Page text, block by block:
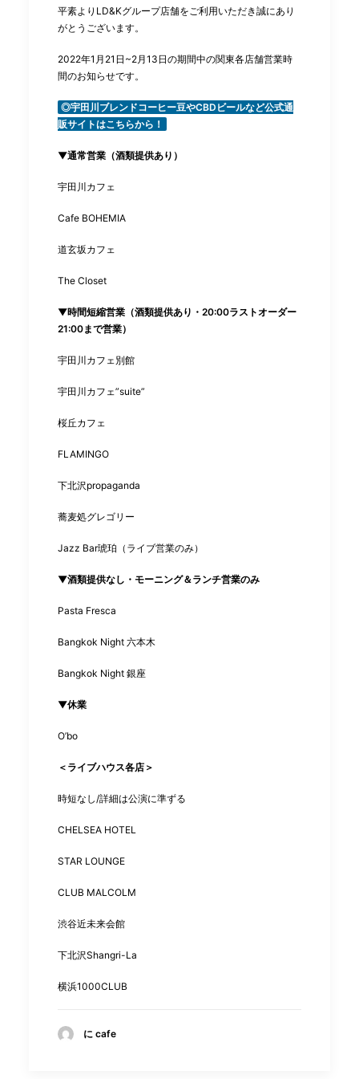
平素よりLD&Kグループ店舗をご利用いただき誠にあり
がとうございます。
2022年1月21日~2月13日の期間中の関東各店舗営業時
間のお知らせです。
◎宇田川ブレンドコーヒー豆やCBDビールなど公式通
販サイトはこちらから！
▼通常営業 （酒類提供あり）
宇田川カフェ
Cafe BOHEMIA
道玄坂カフェ
The Closet
▼時間短縮営業（酒類提供あり・20:00ラストオーダー
21:00まで営業）
宇田川カフェ別館
宇田川カフェ”suite”
桜丘カフェ
FLAMINGO
下北沢propaganda
蕎麦処グレゴリー
Jazz Bar琥珀 （ライブ営業のみ）
▼酒類提供なし・モーニング＆ランチ営業のみ
Pasta Fresca
Bangkok Night 六本木
Bangkok Night 銀座
▼休業
O’bo
＜ライブハウス各店＞
時短なし/詳細は公演に準ずる
CHELSEA HOTEL
STAR LOUNGE
CLUB MALCOLM
渋谷近未来会館
下北沢Shangri-La
横浜1000CLUB
に cafe